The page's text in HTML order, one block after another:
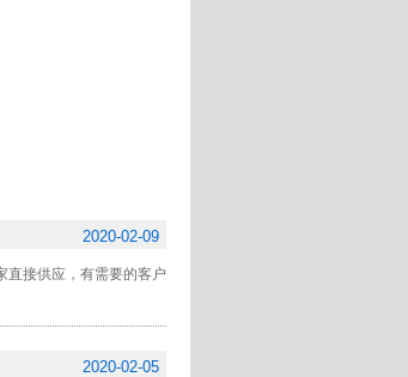
2020-02-09
直接供应，有需要的客户
2020-02-05